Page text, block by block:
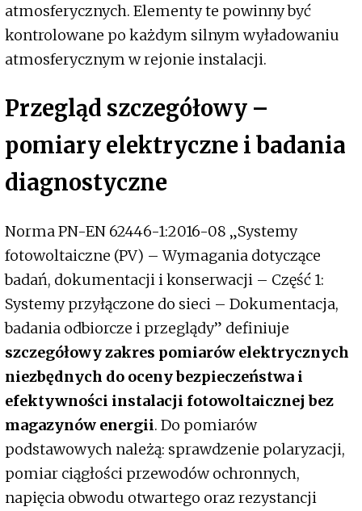
atmosferycznych. Elementy te powinny być
kontrolowane po każdym silnym wyładowaniu
atmosferycznym w rejonie instalacji.
Przegląd szczegółowy –
pomiary elektryczne i badania
diagnostyczne
Norma PN-EN 62446-1:2016-08 „Systemy
fotowoltaiczne (PV) – Wymagania dotyczące
badań, dokumentacji i konserwacji – Część 1:
Systemy przyłączone do sieci – Dokumentacja,
badania odbiorcze i przeglądy” definiuje
szczegółowy zakres pomiarów elektrycznych
niezbędnych do oceny bezpieczeństwa i
efektywności instalacji fotowoltaicznej bez
magazynów energii. Do pomiarów
podstawowych należą: sprawdzenie polaryzacji,
pomiar ciągłości przewodów ochronnych,
napięcia obwodu otwartego oraz rezystancji